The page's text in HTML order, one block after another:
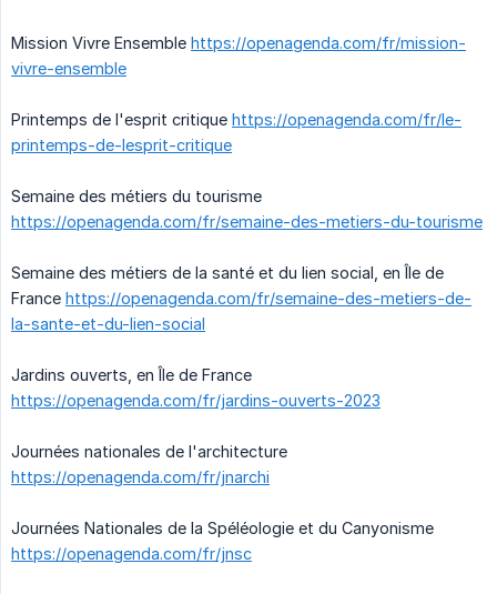
Mission Vivre Ensemble https://openagenda.com/fr/mission-
vivre-ensemble
Printemps de l'esprit critique https://openagenda.com/fr/le-
printemps-de-lesprit-critique
Semaine des métiers du tourisme
https://openagenda.com/fr/semaine-des-metiers-du-tourisme
Semaine des métiers de la santé et du lien social, en Île de
France https://openagenda.com/fr/semaine-des-metiers-de-
la-sante-et-du-lien-social
Jardins ouverts, en Île de France
https://openagenda.com/fr/jardins-ouverts-2023
Journées nationales de l'architecture
https://openagenda.com/fr/jnarchi
Journées Nationales de la Spéléologie et du Canyonisme
https://openagenda.com/fr/jnsc